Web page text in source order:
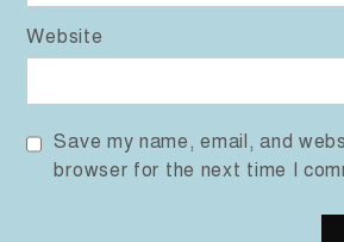
Website
Save my name, email, and
browser for the next time I